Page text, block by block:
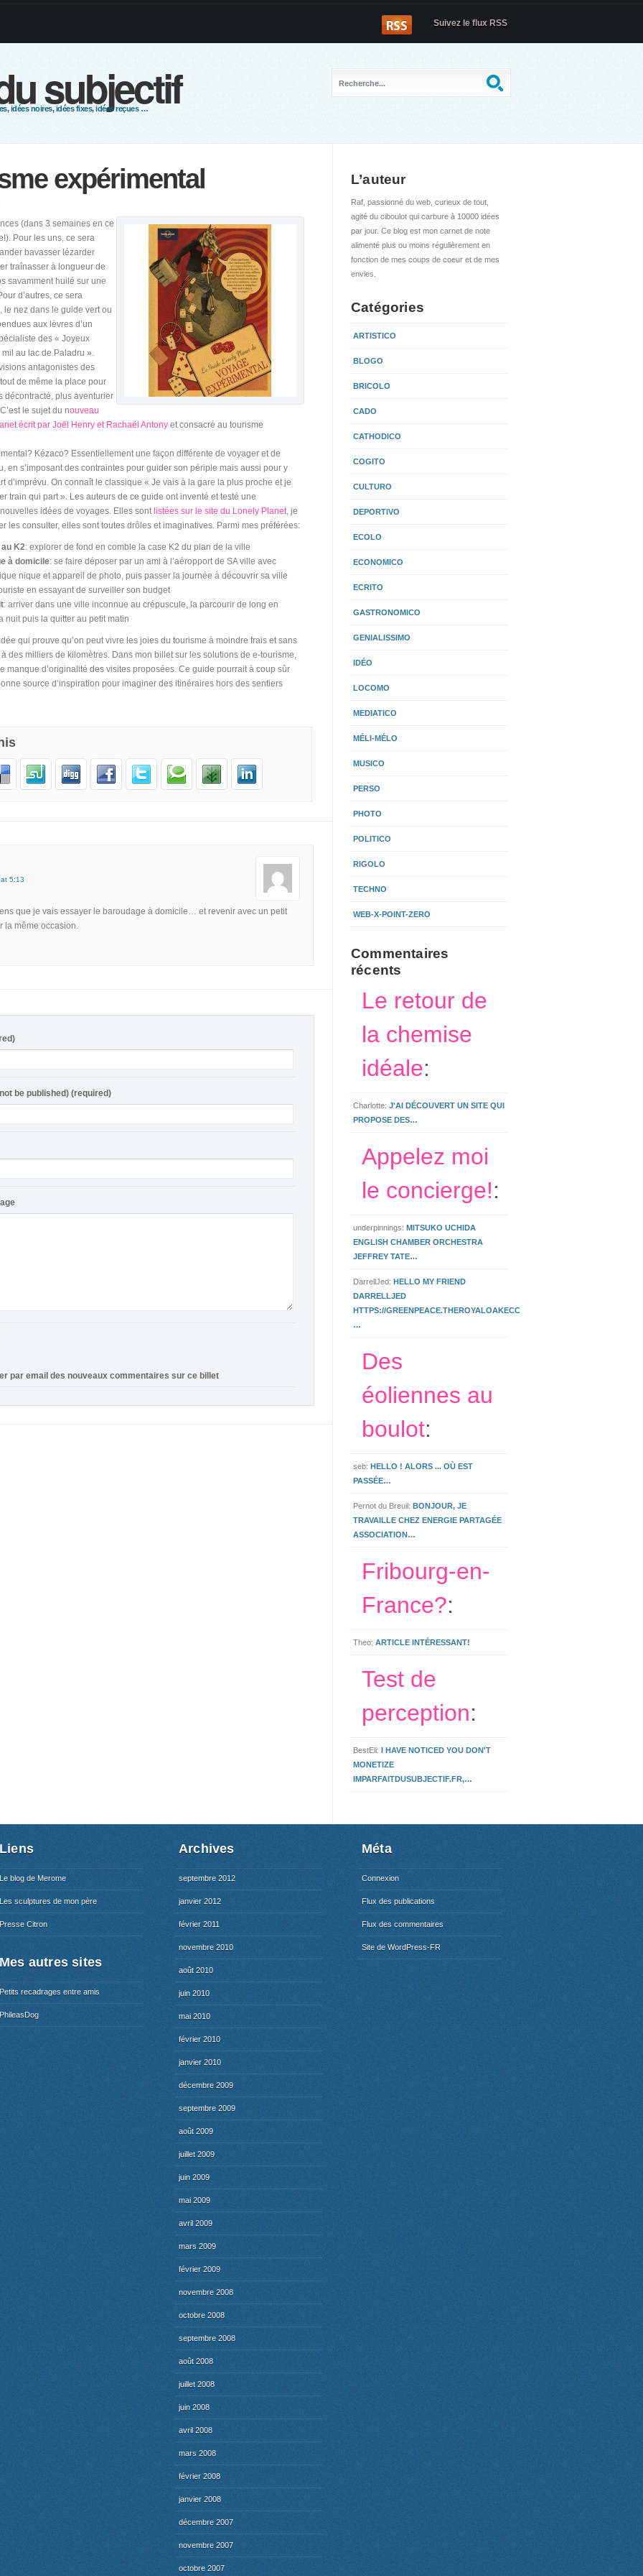
subjectif
idées noires, idées fixes, idées reçues …
Suivez le flux RSS
expérimental
(dans 3 semaines en ce
Pour les uns, ce sera
bavasser lézarder
traînasser à longueur de
savamment huilé sur une
d’autres, ce sera
le nez dans le guide vert ou
aux lèvres d’un
des « Joyeux
mil au lac de Paladru ».
antagonistes des
de même la place pour
décontracté, plus aventurier
le sujet du nouveau
écrit par Joël Henry et Rachaël Antony et consacré au tourisme
Kézaco? Essentiellement une façon différente de voyager et de
en s’imposant des contraintes pour guider son périple mais aussi pour y
d’imprévu. On connaît le classique « Je vais à la gare la plus proche et je
train qui part ». Les auteurs de ce guide ont inventé et testé une
idées de voyages. Elles sont listées sur le site du Lonely Planet, je
les consulter, elles sont toutes drôles et imaginatives. Parmi mes préférées:
au K2: explorer de fond en comble la case K2 du plan de la ville
à domicile: se faire déposer par un ami à l’aéropport de SA ville avec
nique et appareil de photo, puis passer la journée à découvrir sa ville
en essayant de surveiller son budget
: arriver dans une ville inconnue au crépuscule, la parcourir de long en
nuit puis la quitter au petit matin
qui prouve qu’on peut vivre les joies du tourisme à moindre frais et sans
des milliers de kilomètres. Dans mon billet sur les solutions de e-tourisme,
manque d’originalité des visites proposées. Ce guide pourrait à coup sûr
source d’inspiration pour imaginer des itinéraires hors des sentiers
5:13
que je vais essayer le baroudage à domicile… et revenir avec un petit
la même occasion.
be published) (required)
par email des nouveaux commentaires sur ce billet
L’auteur
Raf, passionné du web, curieux de tout,
agité du ciboulot qui carbure à 10000 idées
par jour. Ce blog est mon carnet de note
alimenté plus ou moins régulièrement en
fonction de mes coups de coeur et de mes
envies.
Catégories
ARTISTICO
BLOGO
BRICOLO
CADO
CATHODICO
COGITO
CULTURO
DEPORTIVO
ECOLO
ECONOMICO
ECRITO
GASTRONOMICO
GENIALISSIMO
IDÉO
LOCOMO
MEDIATICO
MÉLI-MÉLO
MUSICO
PERSO
PHOTO
POLITICO
RIGOLO
TECHNO
WEB-X-POINT-ZERO
Commentaires
récents
Le retour de
la chemise
idéale:
Charlotte: J'AI DÉCOUVERT UN SITE QUI
PROPOSE DES…
Appelez moi
le concierge!:
underpinnings: MITSUKO UCHIDA
ENGLISH CHAMBER ORCHESTRA
JEFFREY TATE…
DarrellJed: HELLO MY FRIEND
DARRELLJED
HTTPS://GREENPEACE.THEROYALOAKECCLESHALL.CO.UK/3.HTML
…
Des
éoliennes au
boulot:
seb: HELLO ! ALORS ... OÙ EST
PASSÉE…
Pernot du Breuil: BONJOUR, JE
TRAVAILLE CHEZ ENERGIE PARTAGÉE
ASSOCIATION…
Fribourg-en-
France?:
Theo: ARTICLE INTÉRESSANT!
Test de
perception:
BestEli: I HAVE NOTICED YOU DON'T
MONETIZE
IMPARFAITDUSUBJECTIF.FR,…
Liens
Le blog de Merome
Les sculptures de mon père
Presse Citron
Mes autres sites
Petits recadrages entre amis
PhileasDog
Archives
septembre 2012
janvier 2012
février 2011
novembre 2010
août 2010
juin 2010
mai 2010
février 2010
janvier 2010
décembre 2009
septembre 2009
août 2009
juillet 2009
juin 2009
mai 2009
avril 2009
mars 2009
février 2009
novembre 2008
octobre 2008
septembre 2008
août 2008
juillet 2008
juin 2008
avril 2008
mars 2008
février 2008
janvier 2008
décembre 2007
novembre 2007
octobre 2007
Méta
Connexion
Flux des publications
Flux des commentaires
Site de WordPress-FR